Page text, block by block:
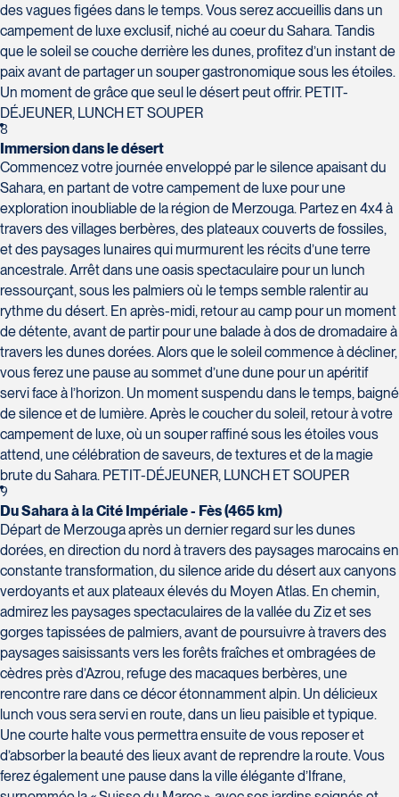
des vagues figées dans le temps. Vous serez accueillis dans un
campement de luxe exclusif, niché au coeur du Sahara. Tandis
que le soleil se couche derrière les dunes, profitez d’un instant de
paix avant de partager un souper gastronomique sous les étoiles.
Un moment de grâce que seul le désert peut offrir. PETIT-
DÉJEUNER, LUNCH ET SOUPER
8
Immersion dans le désert
Commencez votre journée enveloppé par le silence apaisant du
Sahara, en partant de votre campement de luxe pour une
exploration inoubliable de la région de Merzouga. Partez en 4x4 à
travers des villages berbères, des plateaux couverts de fossiles,
et des paysages lunaires qui murmurent les récits d’une terre
ancestrale. Arrêt dans une oasis spectaculaire pour un lunch
ressourçant, sous les palmiers où le temps semble ralentir au
rythme du désert. En après-midi, retour au camp pour un moment
de détente, avant de partir pour une balade à dos de dromadaire à
travers les dunes dorées. Alors que le soleil commence à décliner,
vous ferez une pause au sommet d’une dune pour un apéritif
servi face à l’horizon. Un moment suspendu dans le temps, baigné
de silence et de lumière. Après le coucher du soleil, retour à votre
campement de luxe, où un souper raffiné sous les étoiles vous
attend, une célébration de saveurs, de textures et de la magie
brute du Sahara. PETIT-DÉJEUNER, LUNCH ET SOUPER
9
Du Sahara à la Cité Impériale - Fès (465 km)
Départ de Merzouga après un dernier regard sur les dunes
dorées, en direction du nord à travers des paysages marocains en
constante transformation, du silence aride du désert aux canyons
verdoyants et aux plateaux élevés du Moyen Atlas. En chemin,
admirez les paysages spectaculaires de la vallée du Ziz et ses
gorges tapissées de palmiers, avant de poursuivre à travers des
paysages saisissants vers les forêts fraîches et ombragées de
cèdres près d’Azrou, refuge des macaques berbères, une
rencontre rare dans ce décor étonnamment alpin. Un délicieux
lunch vous sera servi en route, dans un lieu paisible et typique.
Une courte halte vous permettra ensuite de vous reposer et
d’absorber la beauté des lieux avant de reprendre la route. Vous
ferez également une pause dans la ville élégante d’Ifrane,